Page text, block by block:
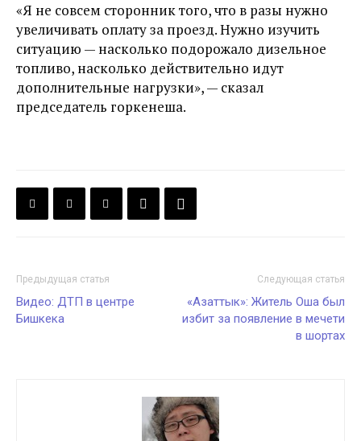
«Я не совсем сторонник того, что в разы нужно
увеличивать оплату за проезд. Нужно изучить
ситуацию — насколько подорожало дизельное
топливо, насколько действительно идут
дополнительные нагрузки», — сказал
председатель горкенеша.
Предыдущая статья
Видео: ДТП в центре
Бишкека
Следующая статья
«Азаттык»: Житель Оша был
избит за появление в мечети
в шортах